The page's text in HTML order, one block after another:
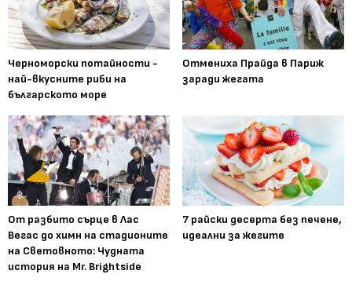
Черноморски потайности -
най-вкусните риби на
българското море
Отмениха Прайда в Париж
заради жегата
От разбито сърце в Лас
Вегас до химн на стадионите
на Световното: Чудната
история на Mr. Brightside
7 райски десерта без печене,
идеални за жегите